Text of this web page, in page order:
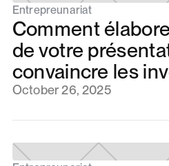
Entrepreunariat
Comment
de votre
convaincre les
October 26, 2025